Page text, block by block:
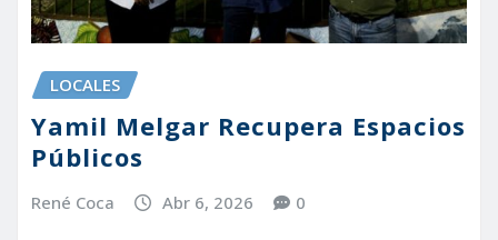
LOCALES
Yamil Melgar Recupera Espacios
Públicos
René Coca Abr 6, 2026 0